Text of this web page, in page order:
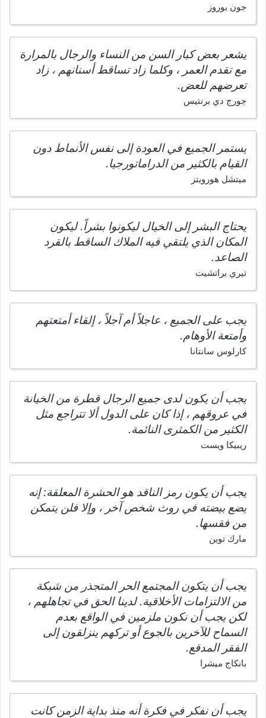
جون بوروز
يشعر بعض كبار السن من النساء والرجال بالمرارة
مع تقدم العمر ، وكلما زاد تساقط أسنانهم ، زاد
تعرضهم للعض.
جورج دي برنتيس
يستمر الجميع في العودة إلى نفس الأنماط دون
القيام بالكثير من الدراماتورجيا.
ميتشل هورويتز
يحتاج البشر إلى الخيال ليكونوا بشراً. ليكون
المكان الذي يلتقي فيه الملاك الساقط بالقرد
الصاعد.
تيري براتشيت
يجب على الجميع ، عاجلاً أم آجلاً ، إلقاء أمتعتهم
وأمتعة الأوهام.
كارلوس سانتانا
يجب أن يكون لدى جميع الرجال قطرة من الخيانة
في عروقهم ، إذا كان على الدول ألا تتراجع مثل
الكثير من الكمثرى النائمة.
ريبيكا ويست
يجب أن يكون رمز الناقد هو الحشرة المعلقة: إنه
يضع بيضته في روث شخص آخر ، وإلا فلن يتمكن
من فقسها.
مارك توين
يجب أن يتكون المجتمع الحر المتجذر من شبكة
من الالتزامات الأخلاقية. لدينا الحق في تجاهلهم ،
لكن يجب أن نكون ملزمين في الواقع بعدم
السماح للآخرين بالجوع أو تركهم ينزلقون إلى
الفقر المدقع.
بانكاج ميشرا
يجب أن نفكر في فكرة أنه منذ بداية الزمن كانت